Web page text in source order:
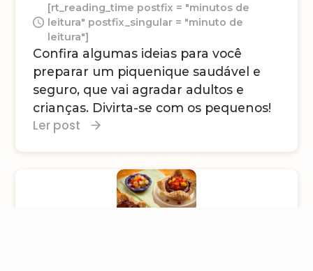
[rt_reading_time postfix = "minutos de
leitura" postfix_singular = "minuto de
leitura"]
Confira algumas ideias para você
preparar um piquenique saudável e
seguro, que vai agradar adultos e
crianças. Divirta-se com os pequenos!
Ler post